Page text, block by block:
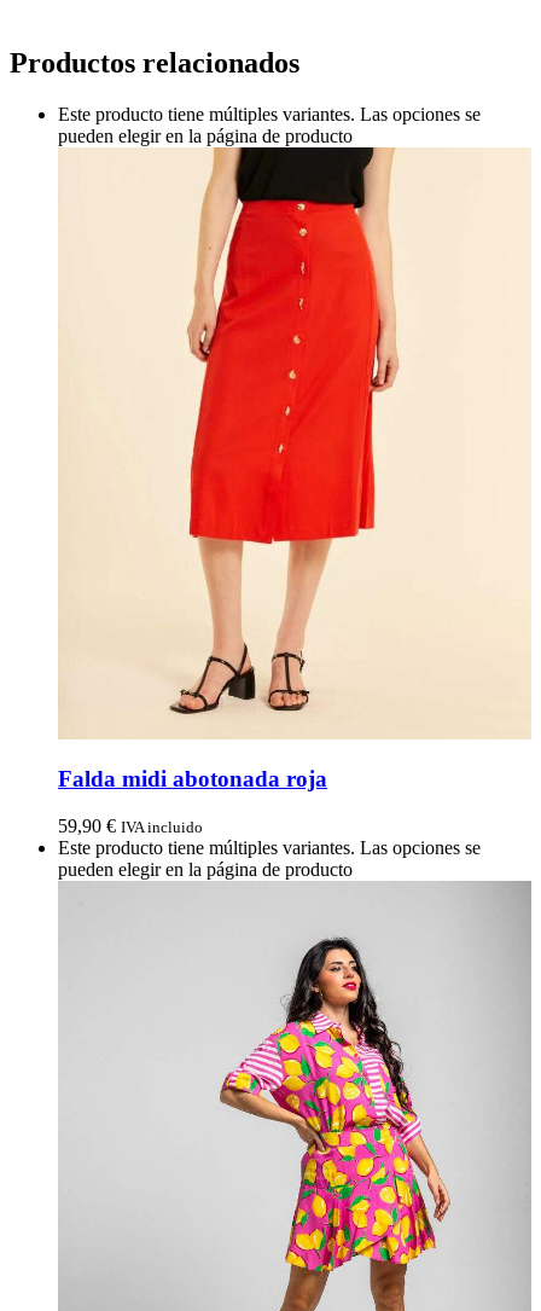
Productos relacionados
Este producto tiene múltiples variantes. Las opciones se
pueden elegir en la página de producto
Falda midi abotonada roja
59,90 € IVA incluido
Este producto tiene múltiples variantes. Las opciones se
pueden elegir en la página de producto